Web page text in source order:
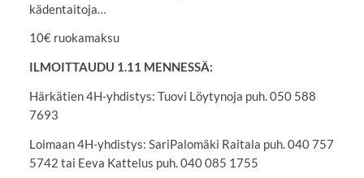
kädentaitoja…
10€ ruokamaksu
ILMOITTAUDU 1.11 MENNESSÄ:
Härkätien 4H-yhdistys: Tuovi Löytynoja puh. 050 588
7693
Loimaan 4H-yhdistys: SariPalomäki Raitala puh. 040 757
5742 tai Eeva Kattelus puh. 040 085 1755